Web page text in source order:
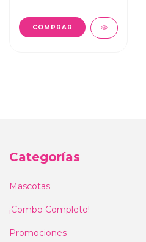
COMPRAR
Categorías
Mascotas
¡Combo Completo!
Promociones